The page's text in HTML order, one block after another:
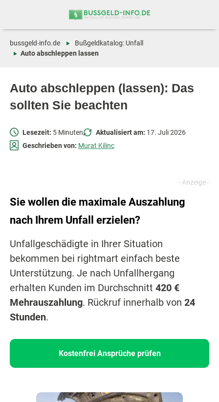
Auto abschleppen (lassen): Das
sollten Sie beachten
bussgeld-info.de
Bußgeldkatalog: Unfall
Auto abschleppen lassen
Lesezeit: 5 Minuten Aktualisiert am: 17. Juli 2026
Geschrieben von: Murat Kilinc
Sie wollen die maximale Auszahlung
nach Ihrem Unfall erzielen?
Unfallgeschädigte in Ihrer Situation
bekommen bei rightmart einfach beste
Unterstützung. Je nach Unfallhergang
erhalten Kunden im Durchschnitt 420 €
Mehrauszahlung. Rückruf innerhalb von 24
Stunden.
Kostenfrei Ansprüche prüfen